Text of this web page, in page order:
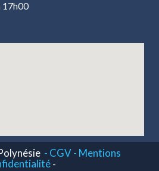
17h00
- CGV - Mentions
-